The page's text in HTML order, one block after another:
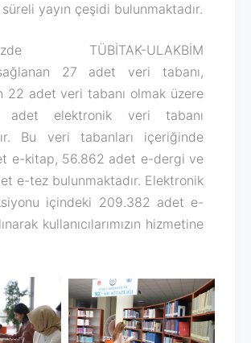
yayın çeşidi bulunmaktadır.
TÜBİTAK-ULAKBİM
27 adet veri tabanı,
22 adet veri tabanı olmak üzere
elektronik veri tabanı
Bu veri tabanları içeriğinde
e-kitap, 56.862 adet e-dergi ve
e-tez bulunmaktadır. Elektronik
içindeki 209.382 adet e-
kullanıcılarımızın hizmetine